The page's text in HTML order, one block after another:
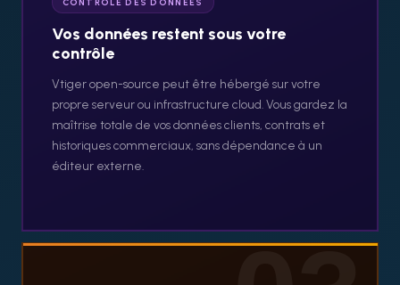
Vos données restent sous votre
contrôle
Vtiger open-source peut être hébergé sur votre
propre serveur ou infrastructure cloud. Vous gardez la
maîtrise totale de vos données clients, contrats et
historiques commerciaux, sans dépendance à un
éditeur externe.